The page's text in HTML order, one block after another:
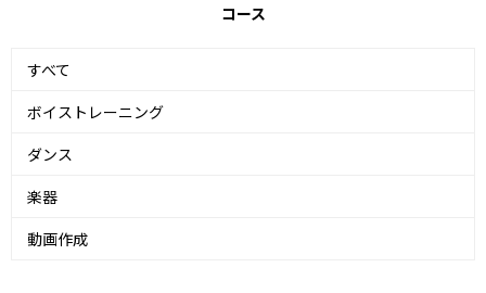
コース
すべて
ボイストレーニング
ダンス
楽器
動画作成